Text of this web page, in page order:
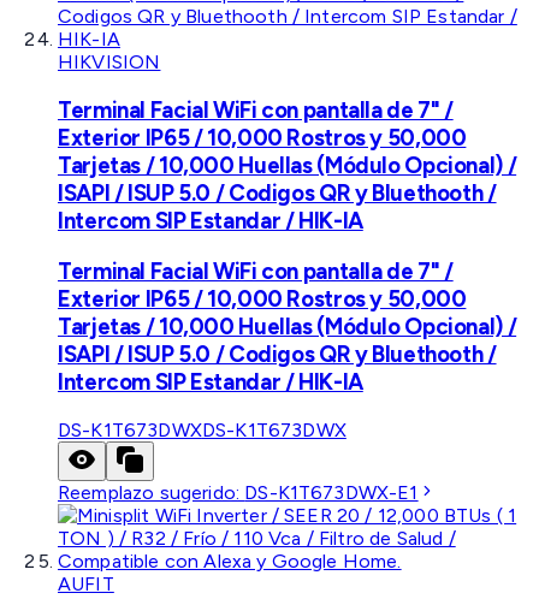
HIKVISION
Terminal Facial WiFi con pantalla de 7" /
Exterior IP65 / 10,000 Rostros y 50,000
Tarjetas / 10,000 Huellas (Módulo Opcional) /
ISAPI / ISUP 5.0 / Codigos QR y Bluethooth /
Intercom SIP Estandar / HIK-IA
Terminal Facial WiFi con pantalla de 7" /
Exterior IP65 / 10,000 Rostros y 50,000
Tarjetas / 10,000 Huellas (Módulo Opcional) /
ISAPI / ISUP 5.0 / Codigos QR y Bluethooth /
Intercom SIP Estandar / HIK-IA
DS-K1T673DWXDS-K1T673DWX
Reemplazo sugerido: DS-K1T673DWX-E1
AUFIT